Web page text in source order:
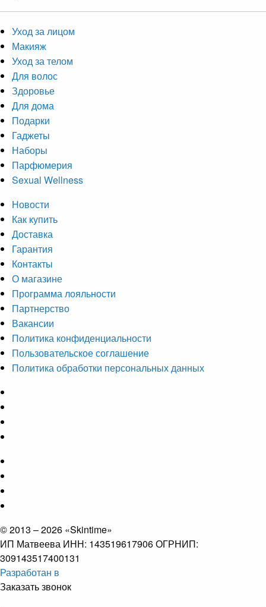
Уход за лицом
Макияж
Уход за телом
Для волос
Здоровье
Для дома
Подарки
Гаджеты
Наборы
Парфюмерия
Sexual Wellness
Новости
Как купить
Доставка
Гарантия
Контакты
О магазине
Программа лояльности
Партнерство
Вакансии
Политика конфиденциальности
Пользовательское соглашение
Политика обработки персональных данных
© 2013 – 2026 «Skintime»
ИП Матвеева ИНН: 143519617906 ОГРНИП:
309143517400131
Разработан в
Заказать звонок